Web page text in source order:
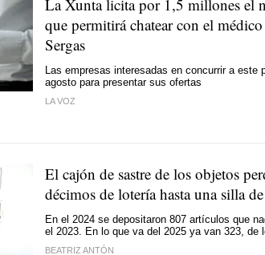
La Xunta licita por 1,5 millones el
que permitirá chatear con el
Sergas
Las empresas interesadas en concurrir a este
agosto para presentar sus ofertas
LA VOZ
El cajón de sastre de los objetos
décimos de lotería hasta una silla
En el 2024 se depositaron 807 artículos que
el 2023. En lo que va del 2025 ya van 323, de
BEATRIZ ANTÓN